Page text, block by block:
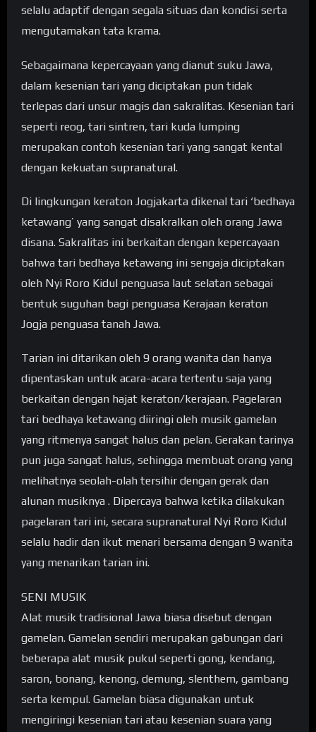
selalu adaptif dengan segala situas dan kondisi serta
mengutamakan tata krama.
Sebagaimana kepercayaan yang dianut suku Jawa,
dalam kesenian tari yang diciptakan pun tidak
terlepas dari unsur magis dan sakralitas. Kesenian tari
seperti reog, tari sintren, tari kuda lumping
merupakan contoh kesenian tari yang sangat kental
dengan kekuatan supranatural.
Di lingkungan keraton Jogjakarta dikenal tari ‘bedhaya
ketawang’ yang sangat disakralkan oleh orang Jawa
disana. Sakralitas ini berkaitan dengan kepercayaan
bahwa tari bedhaya ketawang ini sengaja diciptakan
oleh Nyi Roro Kidul penguasa laut selatan sebagai
bentuk suguhan bagi penguasa Kerajaan keraton
Jogja penguasa tanah Jawa.
Tarian ini ditarikan oleh 9 orang wanita dan hanya
dipentaskan untuk acara-acara tertentu saja yang
berkaitan dengan hajat keraton/kerajaan. Pagelaran
tari bedhaya ketawang diiringi oleh musik gamelan
yang ritmenya sangat halus dan pelan. Gerakan tarinya
pun juga sangat halus, sehingga membuat orang yang
melihatnya seolah-olah tersihir dengan gerak dan
alunan musiknya . Dipercaya bahwa ketika dilakukan
pagelaran tari ini, secara supranatural Nyi Roro Kidul
selalu hadir dan ikut menari bersama dengan 9 wanita
yang menarikan tarian ini.
SENI MUSIK
Alat musik tradisional Jawa biasa disebut dengan
gamelan. Gamelan sendiri merupakan gabungan dari
beberapa alat musik pukul seperti gong, kendang,
saron, bonang, kenong, demung, slenthem, gambang
serta kempul. Gamelan biasa digunakan untuk
mengiringi kesenian tari atau kesenian suara yang